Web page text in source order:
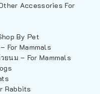
Accessories For
By Pet
For Mammals
ยนม – For Mammals
Rabbits